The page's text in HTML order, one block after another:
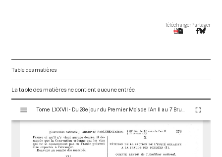
TéléchargerPartager
Table des matières
La table des matières ne contient aucune entrée.
s